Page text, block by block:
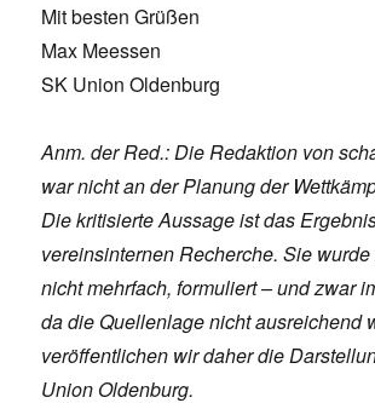
Mit besten Grüßen
Max Meessen
SK Union Oldenburg
Anm. der Red.: Die Redaktion von
war nicht an der Planung der
Die kritisierte Aussage ist das
vereinsinternen Recherche. Sie
nicht mehrfach, formuliert – und zwar
da die Quellenlage nicht ausreichend
veröffentlichen wir daher die
Union Oldenburg.